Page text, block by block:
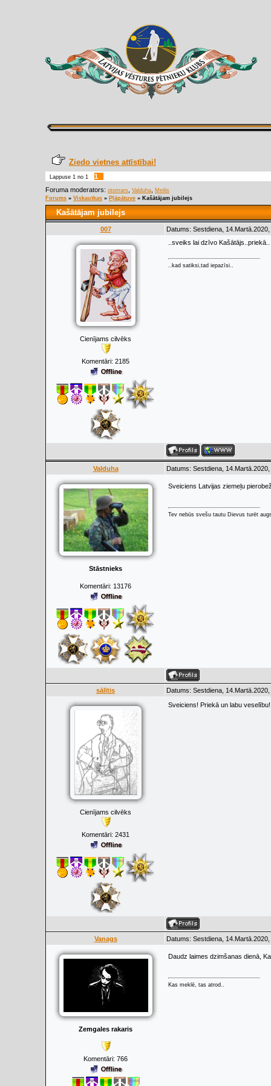
Ziedo vietnes attīstībai!
Lappuse 1 no 1
1
Foruma moderators: otomars Valduha
Meilis
Forums » Viskautkas » Pļāpātuve » Kašātājam jubilejs
Kašātājam jubilejs
007 Datums: Sestdiena,
Cienījams cilvēks
Komentāri: 2185
..sveiks lai dzīvo Kašātājs..priekā..
..kad satiksi,tad iepazīsi..
Valduha Datums: Sestdiena,
Stāstnieks
Komentāri: 13176
Sveiciens Latvijas ziemeļu
Tev nebūs svešu tautu Dievus turēt
sālītis Datums: Sestdiena,
Cienījams cilvēks
Komentāri: 2431
Sveiciens! Priekā un labu
Vanags Datums: Sestdiena,
Zemgales rakaris
Komentāri: 766
Daudz laimes dzimšanas dienā,
Kas meklē, tas atrod..